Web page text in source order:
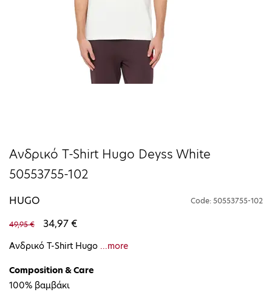
Ανδρικό T-Shirt Hugo Deyss White
50553755-102
HUGO Code: 50553755-102
49,95 € 34,97 €
Ανδρικό T-Shirt Hugo ...more
Composition & Care
100% βαμβάκι